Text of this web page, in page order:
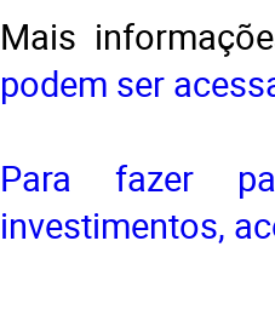
Mais
podem ser
Para fazer
investimentos,